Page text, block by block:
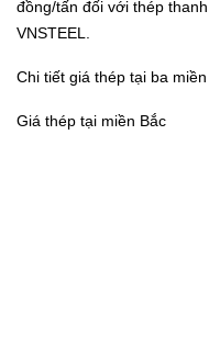
đồng/tấn đối với thép
VNSTEEL.
Chi tiết giá thép tại ba
Giá thép tại miền Bắc